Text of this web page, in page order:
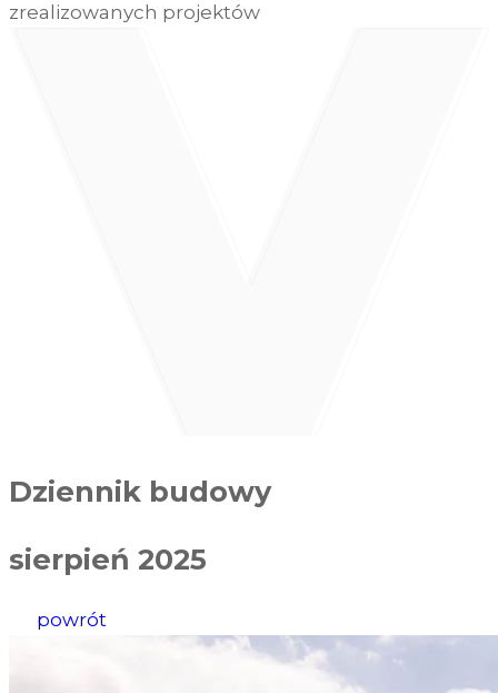
zrealizowanych projektów
Dziennik budowy
sierpień 2025
powrót